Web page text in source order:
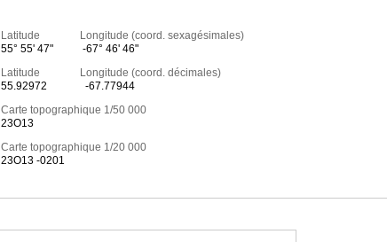
Latitude Longitude (coord. sexagésimales)
55° 55' 47"
-67° 46' 46"
Latitude Longitude (coord. décimales)
55.92972
-67.77944
Carte topographique 1/50 000
23O13
Carte topographique 1/20 000
23O13 -0201